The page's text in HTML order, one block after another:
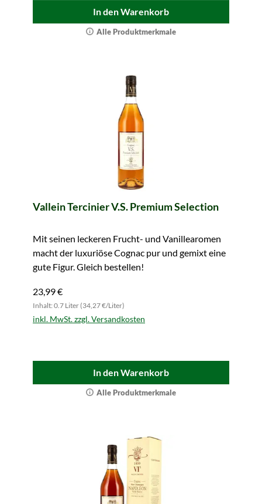
In den Warenkorb
Alle Produktmerkmale
Vallein Tercinier V.S. Premium Selection
Mit seinen leckeren Frucht- und Vanillearomen
macht der luxuriöse Cognac pur und gemixt eine
gute Figur. Gleich bestellen!
23,99 €
Inhalt: 0.7 Liter (34,27 €/Liter)
inkl. MwSt. zzgl. Versandkosten
In den Warenkorb
Alle Produktmerkmale